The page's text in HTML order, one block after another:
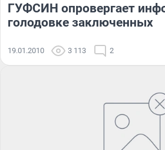
ГУФСИН опровергает
голодовке заключенных
19.01.2010 3 113 2